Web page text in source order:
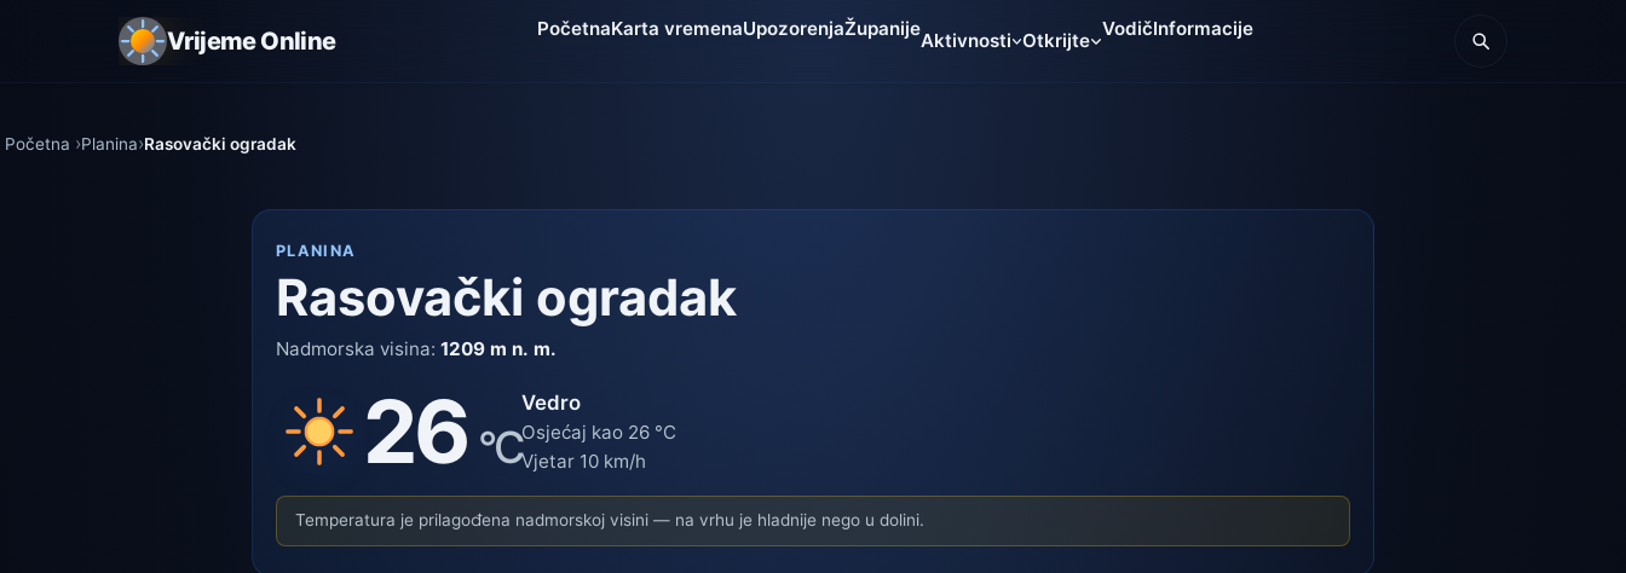
Vrijeme Online PočetnaKarta vremenaUpozorenjaŽupanije
Aktivnosti Otkrijte
VodičInformacije
Početna Planina Rasovački ogradak
PLANINA
Rasovački ogradak
Nadmorska visina:1209 m n. m.
26 °C
Vedro
Osjećaj kao 26 °C
Vjetar 10 km/h
Temperatura je prilagođena nadmorskoj visini — na vrhu je hladnije nego u dolini.